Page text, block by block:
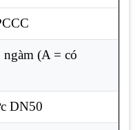
(A = có
DN50